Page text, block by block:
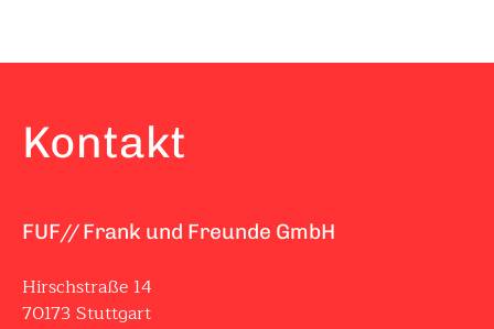
Kontakt
FUF// Frank und Freunde GmbH
Hirschstraße 14
70173 Stuttgart